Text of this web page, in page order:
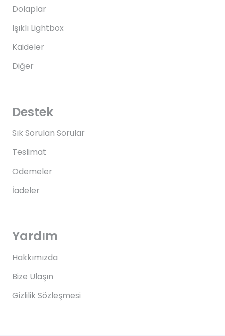
Dolaplar
Işıklı Lightbox
Kaideler
Diğer
Destek
Sık Sorulan Sorular
Teslimat
Ödemeler
İadeler
Yardım
Hakkımızda
Bize Ulaşın
Gizlilik Sözleşmesi